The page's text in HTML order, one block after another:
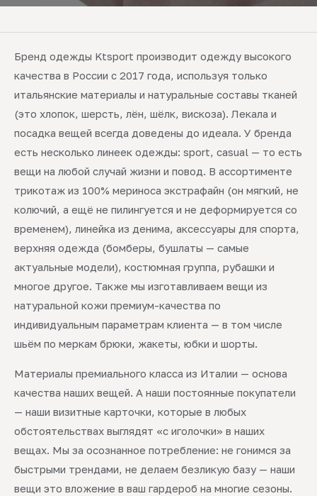
Бренд одежды Ktsport производит одежду высокого
качества в России с 2017 года, используя только
итальянские материалы и натуральные составы тканей
(это хлопок, шерсть, лён, шёлк, вискоза). Лекала и
посадка вещей всегда доведены до идеала. У бренда
есть несколько линеек одежды: sport, casual — то есть
вещи на любой случай жизни и повод. В ассортименте
трикотаж из 100% мериноса экстрафайн (он мягкий, не
колючий, а ещё не пилингуется и не деформируется со
временем), линейка из денима, аксессуары для спорта,
верхняя одежда (бомберы, бушлаты — самые
актуальные модели), костюмная группа, рубашки и
многое другое. Также мы изготавливаем вещи из
натуральной кожи премиум-качества по
индивидуальным параметрам клиента — в том числе
шьём по меркам брюки, жакеты, юбки и шорты.
Материалы премиального класса из Италии — основа
качества наших вещей. А наши постоянные покупатели
— наши визитные карточки, которые в любых
обстоятельствах выглядят «с иголочки» в наших
вещах. Мы за осознанное потребление: не гонимся за
быстрыми трендами, не делаем безликую базу — наши
вещи это вложение в ваш гардероб на многие сезоны.